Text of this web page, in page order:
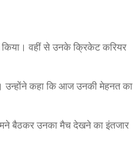
वहीं से उनके क्रिकेट करियर
उन्होंने कहा कि आज उनकी मेहनत का
बैठकर उनका मैच देखने का इंतजार